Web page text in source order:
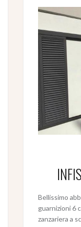
Bellissimo
guarnizioni 6
zanzariera a